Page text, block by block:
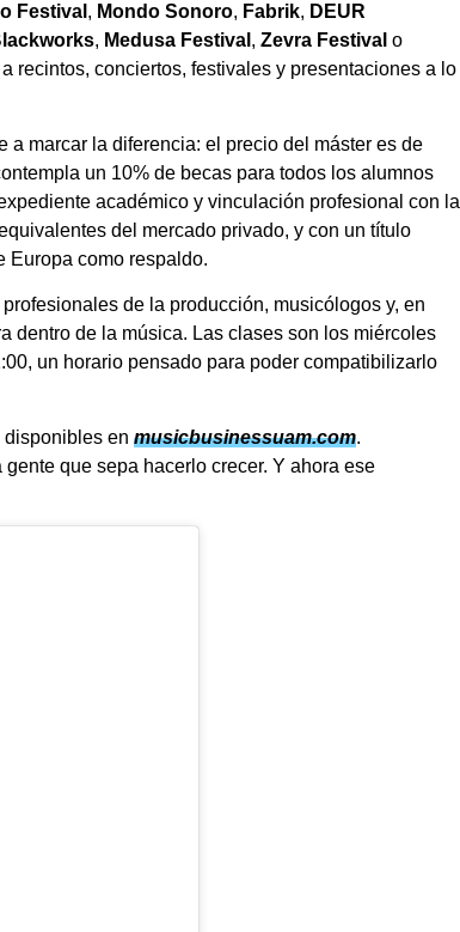
Festival , Mondo Sonoro, Fabrik, DEUR
, Medusa Festival , Zevra Festival o
recintos, conciertos, festivales y presentaciones a lo
marcar la diferencia: el precio del máster es de
un 10% de becas para todos los alumnos
académico y vinculación profesional con la
del mercado privado, y con un título
Europa como respaldo.
de la producción, musicólogos y, en
dentro de la música. Las clases son los miércoles
un horario pensado para poder compatibilizarlo
disponibles en musicbusinessuam.com.
que sepa hacerlo crecer. Y ahora ese